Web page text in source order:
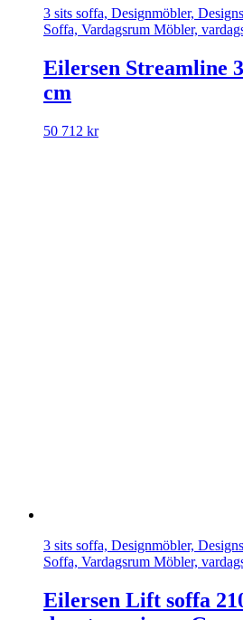
3 sits soffa, Designmöbler,
Soffa, Vardagsrum Möbler,
Eilersen Streamline
cm
50 712 kr
3 sits soffa, Designmöbler,
Soffa, Vardagsrum Möbler,
Eilersen Lift soffa